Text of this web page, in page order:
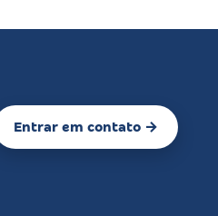
Entrar em contato →